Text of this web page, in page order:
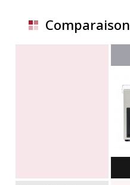
Comparaison